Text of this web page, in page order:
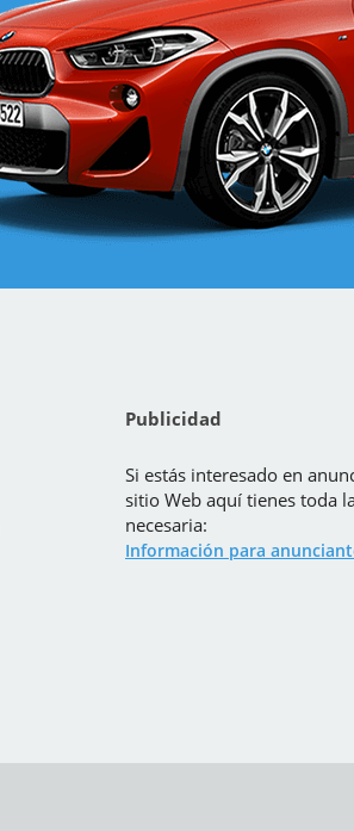
Publicidad
Si estás interesado en
sitio Web aquí tienes toda
necesaria:
Información para